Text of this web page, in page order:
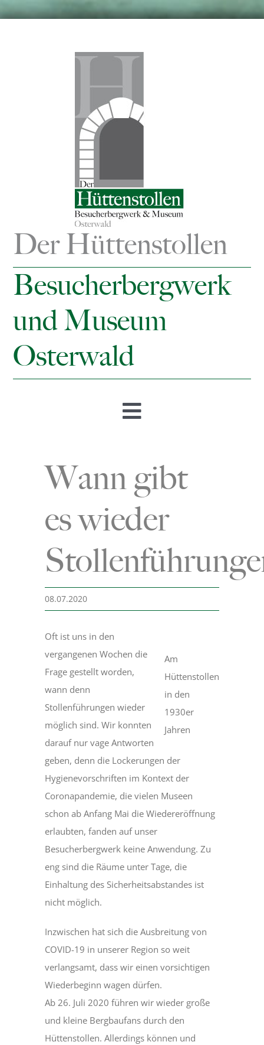
Zum
Der Hüttenstollen
Besucherbergwerk
und Museum
Osterwald
Toggle
Öffnungszeiten & Preise
Besucherbergwerk
Museum
Bergmannsweg
Hallo Kinder
Wann gibt
es wieder
08.07.2020
Am
Hüttenstollen
in den
1930er
Jahren
Oft ist uns in den
vergangenen Wochen die
Frage gestellt worden,
wann denn
Stollenführungen wieder
möglich sind. Wir konnten
darauf nur vage Antworten
geben, denn die Lockerungen der
Hygienevorschriften im Kontext der
Coronapandemie, die vielen Museen
schon ab Anfang Mai die Wiedereröffnung
erlaubten, fanden auf unser
Besucherbergwerk keine Anwendung. Zu
eng sind die Räume unter Tage, die
Einhaltung des Sicherheitsabstandes ist
nicht möglich.
Inzwischen hat sich die Ausbreitung von
COVID-19 in unserer Region so weit
verlangsamt, dass wir einen vorsichtigen
Wiederbeginn wagen dürfen.
Ab 26. Juli 2020 führen wir wieder große
und kleine Bergbaufans durch den
Hüttenstollen. Allerdings können und